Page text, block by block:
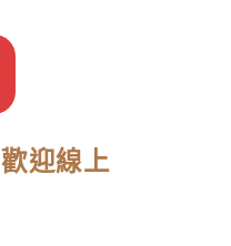
迎線上